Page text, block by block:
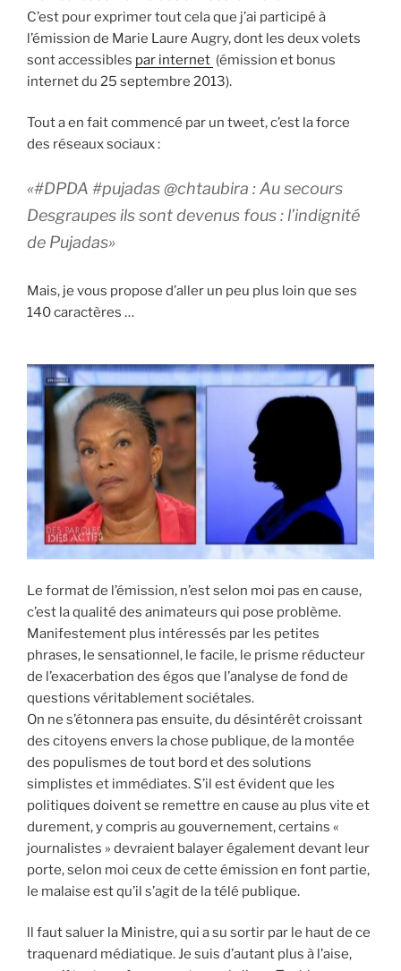
C’est pour exprimer tout cela que j’ai participé à
l’émission de Marie Laure Augry, dont les deux volets
sont accessibles par internet (émission et bonus
internet du 25 septembre 2013).
Tout a en fait commencé par un tweet, c’est la force
des réseaux sociaux :
«#DPDA #pujadas @chtaubira : Au secours
Desgraupes ils sont devenus fous : l’indignité
de Pujadas»
Mais, je vous propose d’aller un peu plus loin que ses
140 caractères …
Le format de l’émission, n’est selon moi pas en cause,
c’est la qualité des animateurs qui pose problème.
Manifestement plus intéressés par les petites
phrases, le sensationnel, le facile, le prisme réducteur
de l’exacerbation des égos que l’analyse de fond de
questions véritablement sociétales.
On ne s’étonnera pas ensuite, du désintérêt croissant
des citoyens envers la chose publique, de la montée
des populismes de tout bord et des solutions
simplistes et immédiates. S’il est évident que les
politiques doivent se remettre en cause au plus vite et
durement, y compris au gouvernement, certains «
journalistes » devraient balayer également devant leur
porte, selon moi ceux de cette émission en font partie,
le malaise est qu’il s’agit de la télé publique.
ll faut saluer la Ministre, qui a su sortir par le haut de ce
traquenard médiatique. Je suis d’autant plus à l’aise,